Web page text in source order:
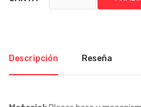
Descripción Reseña